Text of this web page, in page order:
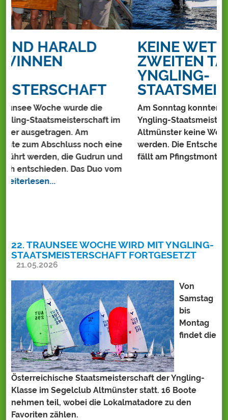
KEINE WETTFAHRTEN AM
ZWEITEN TAG DER
STAATSMEISTERSCHAFT
Am Sonntag konnten bei der Österreichischen
Yngling-Staatsmeisterschaft im Segelclub
Altmünster keine Wettfahrten durchgeführt
werden. Die Entscheidung über den Regattasieg
fällt am Pfingstmontag....» weiterlesen...
22. TRAUNSEE WOCHE WIRD MIT YNGLING-
STAATSMEISTERSCHAFT FORTGESETZT
21.05.2026
Von
Samstag
bis
Montag
findet die
Österreichische Staatsmeisterschaft der Yngling-
Klasse im Segelclub Altmünster statt. 16 Boote
nehmen teil, wobei die Lokalmatadore zu den
Favoriten zählen.